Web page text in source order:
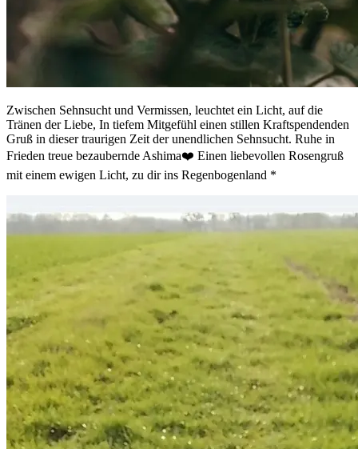
Zwischen Sehnsucht und Vermissen, leuchtet ein Licht, auf die
Tränen der Liebe, In tiefem Mitgefühl einen stillen Kraftspendenden
Gruß in dieser traurigen Zeit der unendlichen Sehnsucht. Ruhe in
Frieden treue bezaubernde Ashima❤️ Einen liebevollen Rosengruß
mit einem ewigen Licht, zu dir ins Regenbogenland *